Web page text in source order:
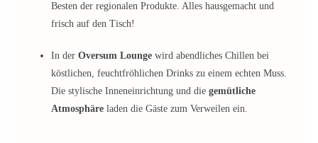
Besten der regionalen Produkte. Alles hausgemacht und
frisch auf den Tisch!
In der Oversum Lounge wird abendliches Chillen bei
köstlichen, feuchtfröhlichen Drinks zu einem echten Muss.
Die stylische Inneneinrichtung und die gemütliche
Atmosphäre laden die Gäste zum Verweilen ein.